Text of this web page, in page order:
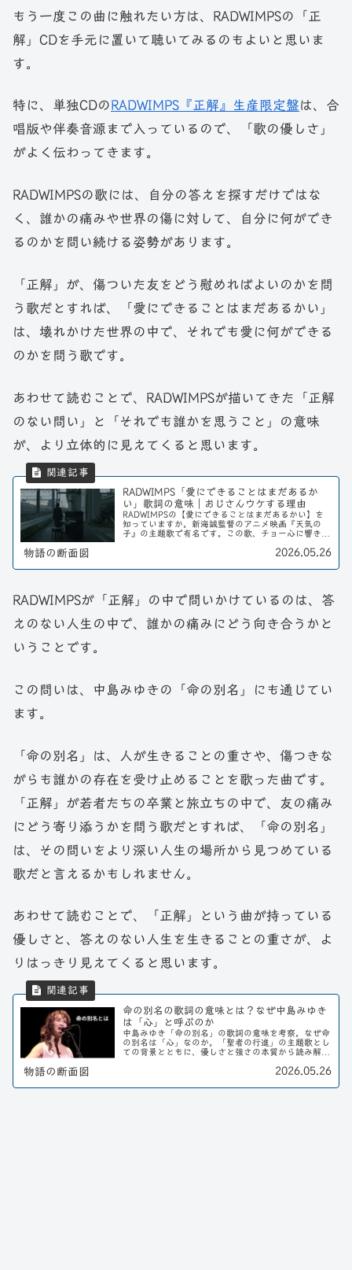
もう一度この曲に触れたい方は、RADWIMPSの「正
解」CDを手元に置いて聴いてみるのもよいと思いま
す。
特に、単独CDのRADWIMPS『正解』生産限定盤は、合
唱版や伴奏音源まで入っているので、「歌の優しさ」
がよく伝わってきます。
RADWIMPSの歌には、自分の答えを探すだけではな
く、誰かの痛みや世界の傷に対して、自分に何ができ
るのかを問い続ける姿勢があります。
「正解」が、傷ついた友をどう慰めればよいのかを問
う歌だとすれば、「愛にできることはまだあるかい」
は、壊れかけた世界の中で、それでも愛に何ができる
のかを問う歌です。
あわせて読むことで、RADWIMPSが描いてきた「正解
のない問い」と「それでも誰かを思うこと」の意味
が、より立体的に見えてくると思います。
RADWIMPS「愛にできることはまだあるか
い」歌詞の意味｜おじさんウケする理由
RADWIMPSの【愛にできることはまだあるかい】を
知っていますか。新海誠監督のアニメ映画『天気の
子』の主題歌で有名です。この歌、チョー心に響きま
ではないかと思います。その理由も含めて、今回は...
物語の断面図 2026.05.26
RADWIMPSが「正解」の中で問いかけているのは、答
えのない人生の中で、誰かの痛みにどう向き合うかと
いうことです。
この問いは、中島みゆきの「命の別名」にも通じてい
ます。
「命の別名」は、人が生きることの重さや、傷つきな
がらも誰かの存在を受け止めることを歌った曲です。
「正解」が若者たちの卒業と旅立ちの中で、友の痛み
にどう寄り添うかを問う歌だとすれば、「命の別名」
は、その問いをより深い人生の場所から見つめている
歌だと言えるかもしれません。
あわせて読むことで、「正解」という曲が持っている
優しさと、答えのない人生を生きることの重さが、よ
りはっきり見えてくると思います。
命の別名の歌詞の意味とは？なぜ中島みゆき
は「心」と呼ぶのか
中島みゆき「命の別名」の歌詞の意味を考察。なぜ命
の別名は「心」なのか。「聖者の行進」の主題歌とし
ての背景とともに、優しさと強さの本質から読み解
物語の断面図 2026.05.26